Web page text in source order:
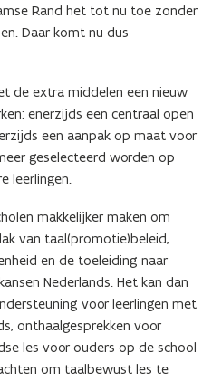
Rand het tot nu toe zonder
Daar komt nu dus
de extra middelen een nieuw
enerzijds een centraal open
een aanpak op maat voor
geselecteerd worden op
leerlingen.
makkelijker maken om
van taal(promotie)beleid,
en de toeleiding naar
Nederlands. Het kan dan
voor leerlingen met
onthaalgesprekken voor
les voor ouders op de school
om taalbewust les te